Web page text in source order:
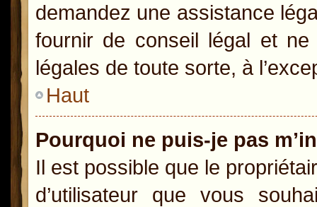
demandez une assistance
fournir de conseil légal et
légales de toute sorte, à
Haut
Pourquoi ne puis-je pas
Il est possible que le
d’utilisateur que vous